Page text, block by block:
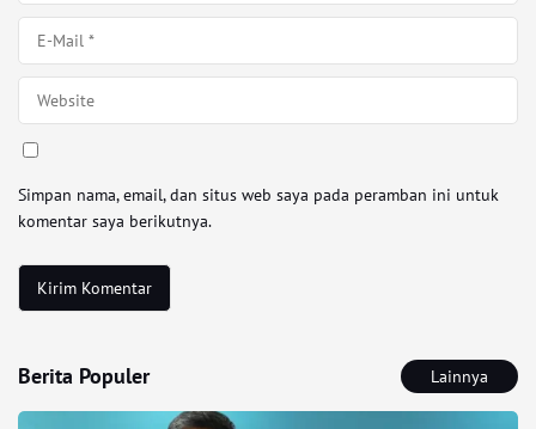
Simpan nama, email, dan situs web saya pada peramban ini untuk
komentar saya berikutnya.
Berita Populer Lainnya